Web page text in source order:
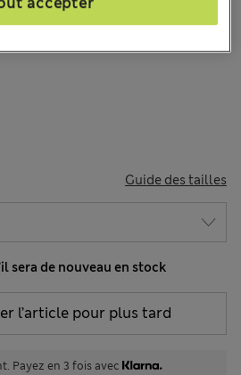
et les frais de douanes
Guide des tailles
sera de nouveau en stock
l’article pour plus tard
Payez en 3 fois avec